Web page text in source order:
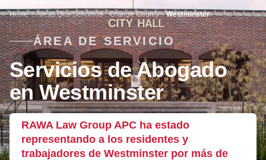
Home Áreas Que Servimos Orange County Westminster
ÁREA DE SERVICIO
Servicios de Abogado
en Westminster
RAWA Law Group APC ha estado
representando a los residentes y
trabajadores de Westminster por más de